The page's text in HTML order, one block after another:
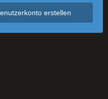
erstellen